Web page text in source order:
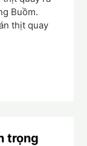
Buồm.
thịt quay
trọng